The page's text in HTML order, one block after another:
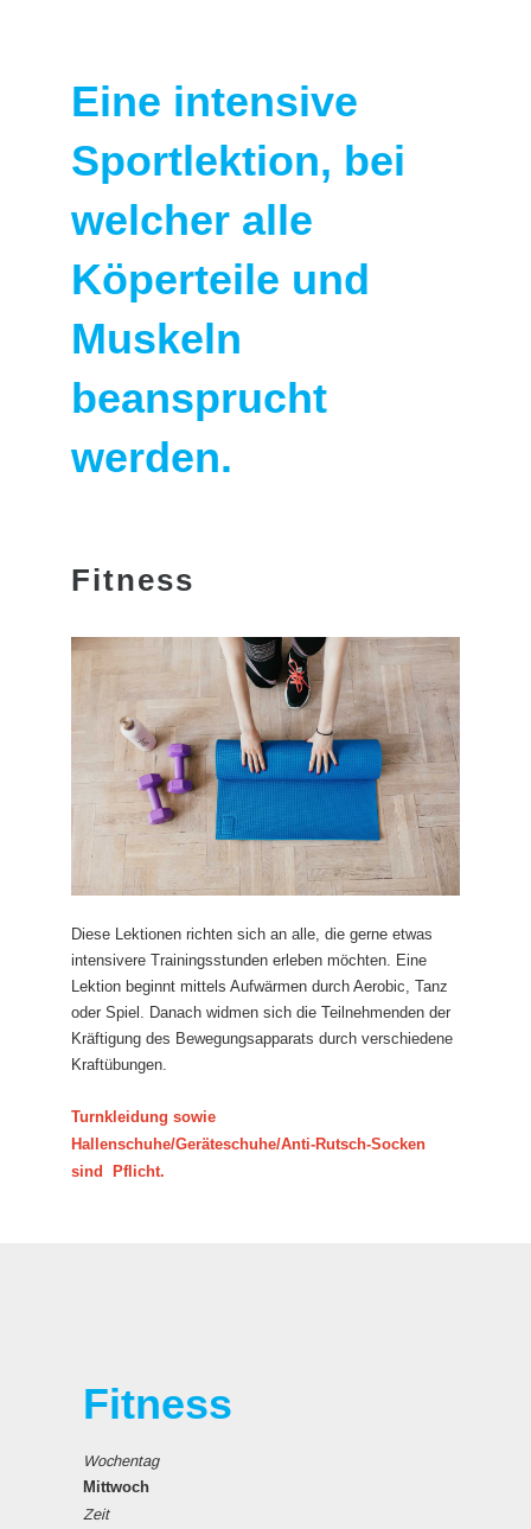
Eine intensive
Sportlektion, bei
welcher alle
Köperteile und
Muskeln
beansprucht
werden.
Fitness
Diese Lektionen richten sich an alle, die gerne etwas
intensivere Trainingsstunden erleben möchten. Eine
Lektion beginnt mittels Aufwärmen durch Aerobic, Tanz
oder Spiel. Danach widmen sich die Teilnehmenden der
Kräftigung des Bewegungsapparats durch verschiedene
Kraftübungen.
Turnkleidung sowie
Hallenschuhe/Geräteschuhe/Anti-Rutsch-Socken
sind Pflicht.
Fitness
Wochentag
Mittwoch
Zeit